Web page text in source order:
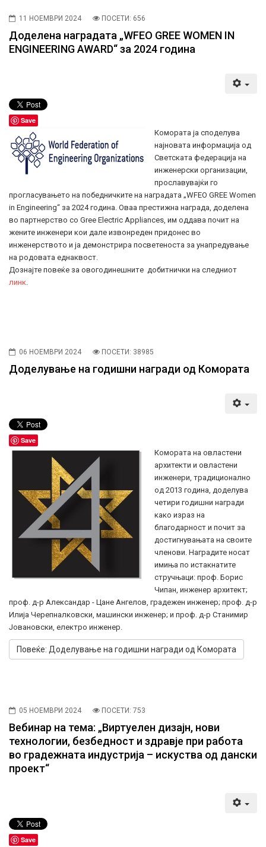
11 НОЕМВРИ 2024 ПОСЕТИ: 656
Доделена наградата „WFEO GREE WOMEN IN
ENGINEERING AWARD“ за 2024 година
Save
Комората ја споделува
најновата информација од
Светската федерација на
инженерски организации,
прославувајќи го
прогласувањето на победничките на наградата „WFEO GREE Women
in Engineering“ за 2024 година. Оваа престижна награда, доделена
во партнерство со Gree Electric Appliances, им оддава почит на
жените инженери кои дале извонреден придонес во
инженерството и ја демонстрира посветеноста за унапредување
на родовата еднаквост.
Дознајте повеќе за овогодинешнитe добитнички на следниот
линк.
06 НОЕМВРИ 2024 ПОСЕТИ: 38985
Доделување на годишни награди од Комората
Save
Комората на овластени
архитекти и овластени
инженери, традиционално
од 2013 година, доделува
четири годишни награди
како израз на
благодарност и почит за
достигнувањата на своите
членови. Наградите носат
имиња по истакнатите
стручњаци: проф. Борис
Чипан, инженер архитект;
проф. д-р Александар - Цане Ангелов, градежен инженер; проф. д-р
Илија Черепналковски, машински инженер; и проф. д-р Станимир
Јовановски, електро инженер.
Повеќе: Доделување на годишни награди од Комората
05 НОЕМВРИ 2024 ПОСЕТИ: 753
Вебинар на тема: „Виртуелен дизајн, нови
технологии, безбедност и здравје при работа
во градежната индустрија – искуства од дански
проект“
Save